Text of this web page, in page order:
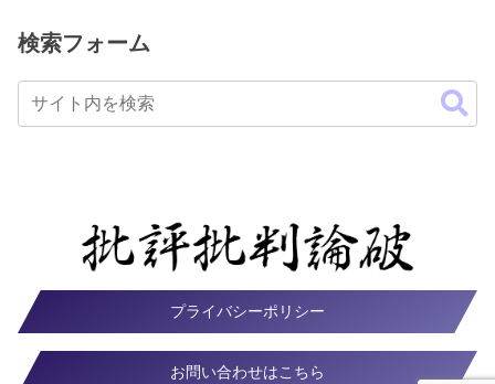
検索フォーム
プライバシーポリシー
お問い合わせはこちら